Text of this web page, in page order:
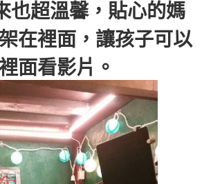
也超溫馨，貼心的媽
在裡面，讓孩子可以
面看影片。